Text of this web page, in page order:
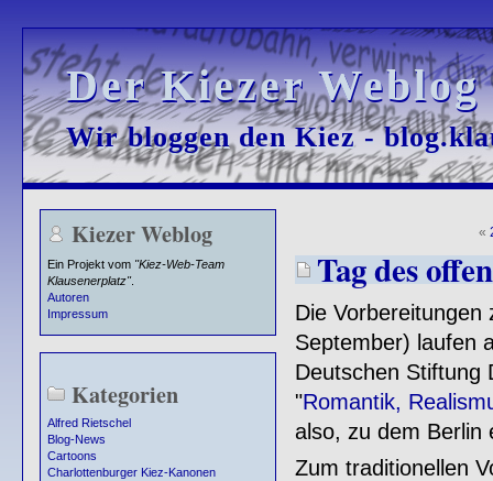
Der Kiezer
Der Kiezer
Wir bloggen den Kiez -
Wir bloggen den Kiez -
Kiezer Weblog
Ein Projekt vom "Kiez-Web-Team
Klausenerplatz".
Autoren
Impressum
Kategorien
Alfred Rietschel
Blog-News
Cartoons
Charlottenburger Kiez-Kanonen
«
Tag des
Die Vorbereitungen
September) laufen
Deutschen Stiftung
"Romantik,
also, zu dem Berlin
Zum traditionellen